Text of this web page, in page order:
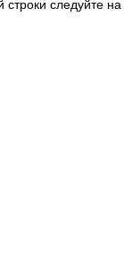
строки следуйте на